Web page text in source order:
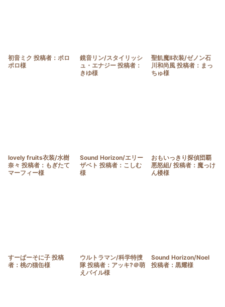
初音ミク 投稿者：ポロ
ポロ様
鏡音リン/スタイリッシ
ュ・エナジー 投稿者：
きゆ様
聖飢魔II衣装/ゼノン石
川和尚風 投稿者：まっ
ちゅ様
lovely fruits衣装/水樹
奈々 投稿者：もぎたて
マーフィー様
Sound Horizon/エリー
ザベト 投稿者：こしむ
様
おもいっきり探偵団覇
悪怒組/ 投稿者：魔っけ
ん楼様
すーぱーそに子 投稿
者：桃の猫缶様
ウルトラマン/科学特捜
隊 投稿者：アッキ?＠萌
えバイル様
Sound Horizon/Noel
投稿者：黒耀様